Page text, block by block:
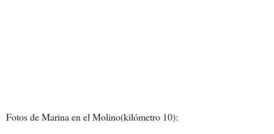
Fotos de Marina en el Molino(kilómetro 10):